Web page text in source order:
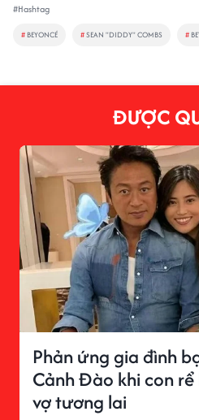
#Hashtag
# BEYONCÉ #SEAN "DIDDY" COMBS #
ĐƯỢC
Phản ứng gia đình
Cảnh Đào khi con
vợ tương lai